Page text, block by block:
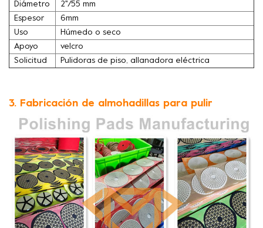
Diámetro
2''/55 mm
Espesor
6mm
Uso
Húmedo o seco
Apoyo
velcro
Solicitud
Pulidoras de piso, allanadora eléctrica
3. Fabricación de almohadillas para pulir